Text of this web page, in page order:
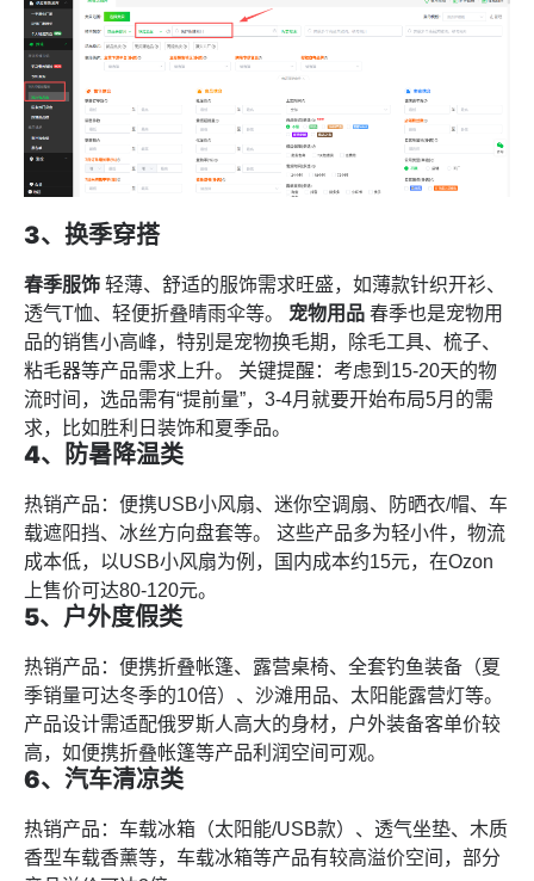
3、换季穿搭
春季服饰 轻薄、舒适的服饰需求旺盛，如薄款针织开衫、
透气T恤、轻便折叠晴雨伞等。 宠物用品 春季也是宠物用
品的销售小高峰，特别是宠物换毛期，除毛工具、梳子、
粘毛器等产品需求上升。 关键提醒：考虑到15-20天的物
流时间，选品需有“提前量”，3-4月就要开始布局5月的需
求，比如胜利日装饰和夏季品。
4、防暑降温类
热销产品：便携USB小风扇、迷你空调扇、防晒衣/帽、车
载遮阳挡、冰丝方向盘套等。 这些产品多为轻小件，物流
成本低，以USB小风扇为例，国内成本约15元，在Ozon
上售价可达80-120元。
5、户外度假类
热销产品：便携折叠帐篷、露营桌椅、全套钓鱼装备（夏
季销量可达冬季的10倍）、沙滩用品、太阳能露营灯等。
产品设计需适配俄罗斯人高大的身材，户外装备客单价较
高，如便携折叠帐篷等产品利润空间可观。
6、汽车清凉类
热销产品：车载冰箱（太阳能/USB款）、透气坐垫、木质
香型车载香薰等，车载冰箱等产品有较高溢价空间，部分